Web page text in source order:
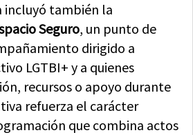
incluyó también la
Seguro, un punto de
dirigido a
LGTBI+ y a quienes
recursos o apoyo durante
refuerza el carácter
que combina actos